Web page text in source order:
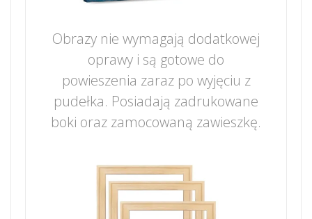
Obrazy nie wymagają dodatkowej
oprawy i są gotowe do
powieszenia zaraz po wyjęciu z
pudełka. Posiadają zadrukowane
boki oraz zamocowaną zawieszkę.